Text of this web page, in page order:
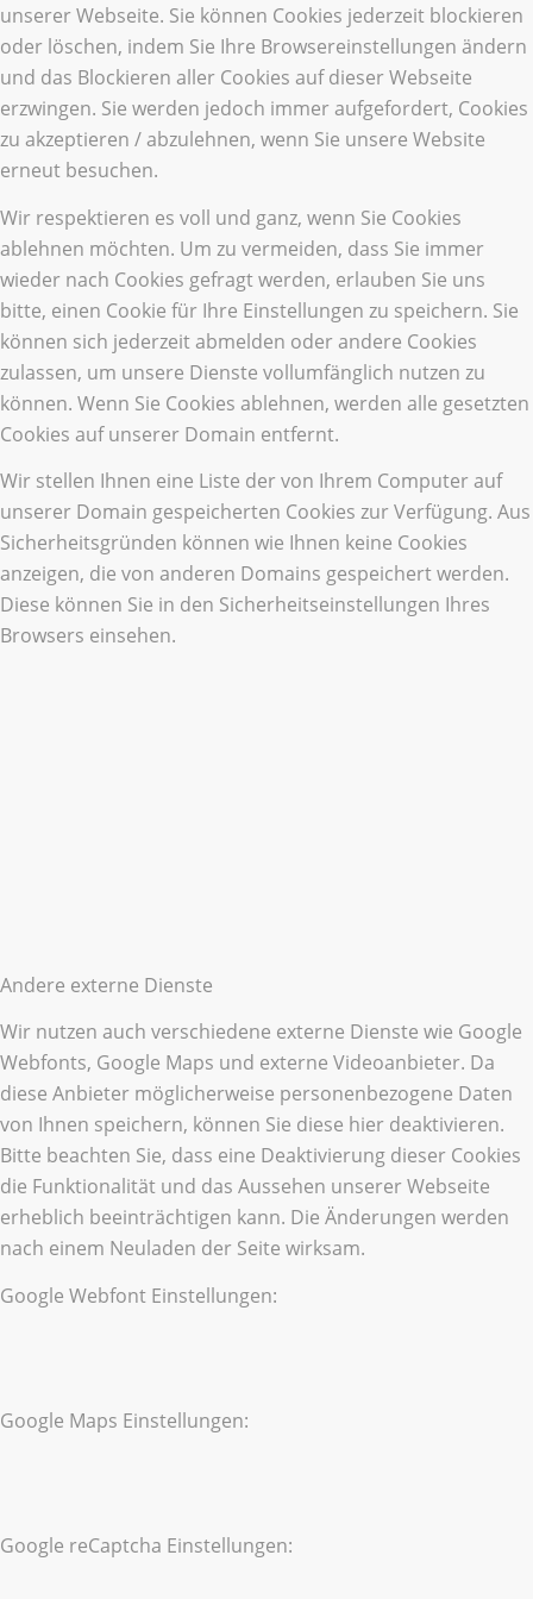
unserer Webseite. Sie können Cookies jederzeit blockieren
oder löschen, indem Sie Ihre Browsereinstellungen ändern
und das Blockieren aller Cookies auf dieser Webseite
erzwingen. Sie werden jedoch immer aufgefordert, Cookies
zu akzeptieren / abzulehnen, wenn Sie unsere Website
erneut besuchen.
Wir respektieren es voll und ganz, wenn Sie Cookies
ablehnen möchten. Um zu vermeiden, dass Sie immer
wieder nach Cookies gefragt werden, erlauben Sie uns
bitte, einen Cookie für Ihre Einstellungen zu speichern. Sie
können sich jederzeit abmelden oder andere Cookies
zulassen, um unsere Dienste vollumfänglich nutzen zu
können. Wenn Sie Cookies ablehnen, werden alle gesetzten
Cookies auf unserer Domain entfernt.
Wir stellen Ihnen eine Liste der von Ihrem Computer auf
unserer Domain gespeicherten Cookies zur Verfügung. Aus
Sicherheitsgründen können wie Ihnen keine Cookies
anzeigen, die von anderen Domains gespeichert werden.
Diese können Sie in den Sicherheitseinstellungen Ihres
Browsers einsehen.
Andere externe Dienste
Wir nutzen auch verschiedene externe Dienste wie Google
Webfonts, Google Maps und externe Videoanbieter. Da
diese Anbieter möglicherweise personenbezogene Daten
von Ihnen speichern, können Sie diese hier deaktivieren.
Bitte beachten Sie, dass eine Deaktivierung dieser Cookies
die Funktionalität und das Aussehen unserer Webseite
erheblich beeinträchtigen kann. Die Änderungen werden
nach einem Neuladen der Seite wirksam.
Google Webfont Einstellungen:
Google Maps Einstellungen:
Google reCaptcha Einstellungen: